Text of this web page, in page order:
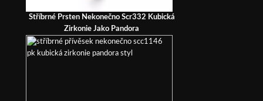
Stříbrné Prsten Nekonečno Scr332 Kubická
Zirkonie Jako Pandora